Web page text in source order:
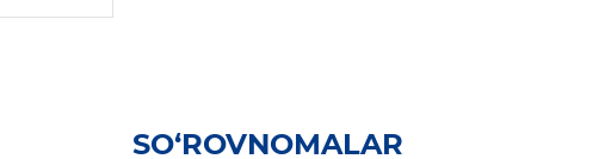
SO‘ROVNOMALAR